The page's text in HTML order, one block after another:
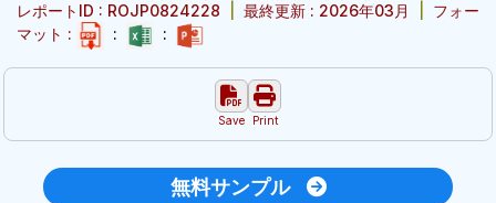
レポートID : ROJP0824228 最終更新 : 2026年03月
フォー
マット :
: :
Save Print
無料サンプル